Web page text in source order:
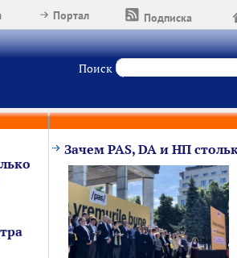
Подписка
Портал
Поиск
Зачем PAS, DA и НП